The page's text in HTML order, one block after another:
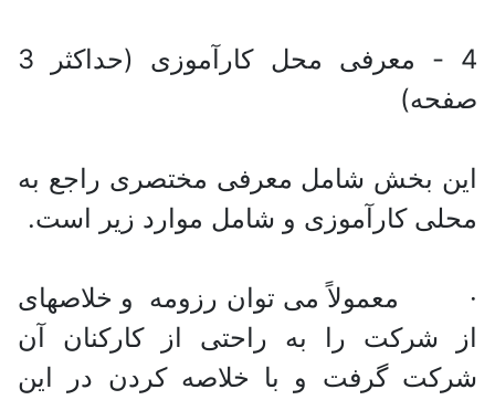
4 - معرفی محل کارآموزی (حداکثر 3
صفحه)
این بخش شامل معرفی مختصری راجع به
محلی کارآموزی و شامل موارد زیر است.
· معمولاً می توان رزومه و خلاصه‎ای
از شرکت را به راحتی از کارکنان آن
شرکت گرفت و با خلاصه کردن در این